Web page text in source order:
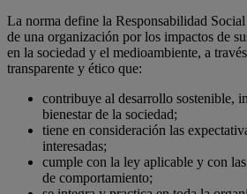
La norma define la Responsabilidad
de una organización por los impactos de
en la sociedad y el medioambiente, a
transparente y ético que:
contribuye al desarrollo sostenible,
bienestar de la sociedad;
tiene en consideración las
interesadas;
cumple con la ley aplicable y con
de comportamiento;